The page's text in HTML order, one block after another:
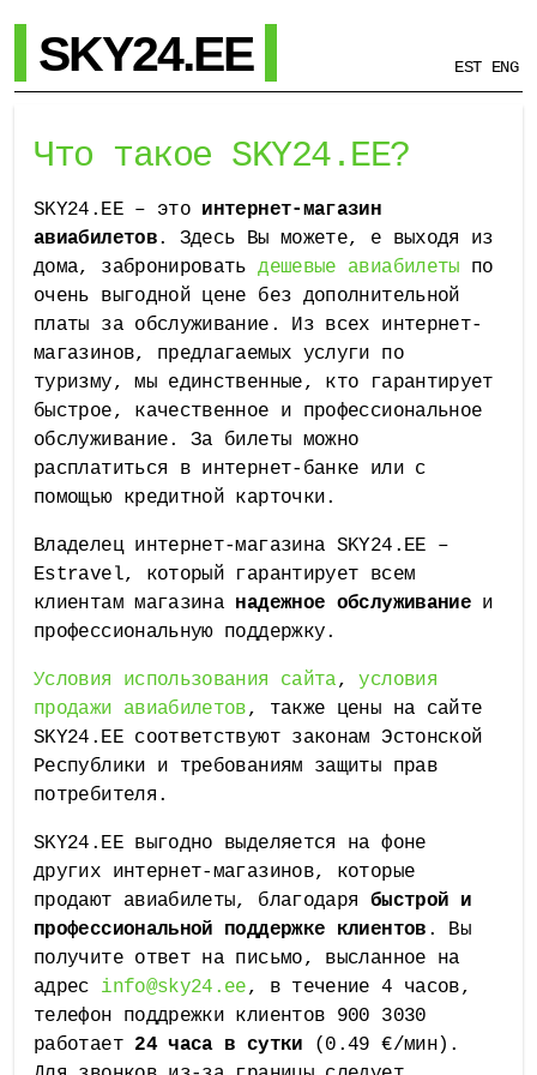
SKY24.EE EST ENG
Что такое SKY24.EE?
SKY24.EE – это интернет-магазин
авиабилетов. Здесь Вы можете, е выходя из
дома, забронироватьдешевые авиабилеты по
очень выгодной цене без дополнительной
платы за обслуживание. Из всех интернет-
магазинов, предлагаемых услуги по
туризму, мы единственные, кто гарантирует
быстрое, качественное и профессиональное
обслуживание. За билеты можно
расплатиться в интернет-банке или с
помощью кредитной карточки.
Владелец интернет-магазина SKY24.EE –
Estravel, который гарантирует всем
клиентам магазина надежное обслуживание и
профессиональную поддержку.
Условия использования сайта,условия
продажи авиабилетов, также цены на сайте
SKY24.EE соответствуют законам Эстонской
Республики и требованиям защиты прав
потребителя.
SKY24.EE выгодно выделяется на фоне
других интернет-магазинов, которые
продают авиабилеты, благодаря быстрой и
профессиональной поддержке клиентов . Вы
получите ответ на письмо, высланное на
адрес info@sky24.ee, в течение 4 часов,
телефон поддрежки клиентов 900 3030
работает 24 часа в сутки (0.49 €/мин).